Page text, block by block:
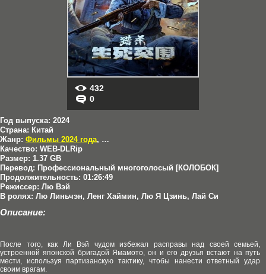
432
0
Год выпуска: 2024
Страна: Китай
Жанр: Фильмы 2024 года, Военные
Качество: WEB-DLRip
Размер: 1.37 GB
Перевод: Профессиональный многоголосый [КОЛОБОК]
Продолжительность: 01:26:49
Режиссер: Лю Вэй
В ролях: Лю Линьчэн, Ленг Хаймин, Лю Я Цзинь, Лай Си
Описание:
После того, как Ли Вэй чудом избежал расправы над своей семьей,
устроенной японской бригадой Ямамото, он и его друзья встают на путь
мести, используя партизанскую тактику, чтобы нанести ответный удар
своим врагам.